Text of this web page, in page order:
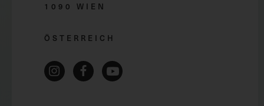
1090 WIEN
ÖSTERREICH